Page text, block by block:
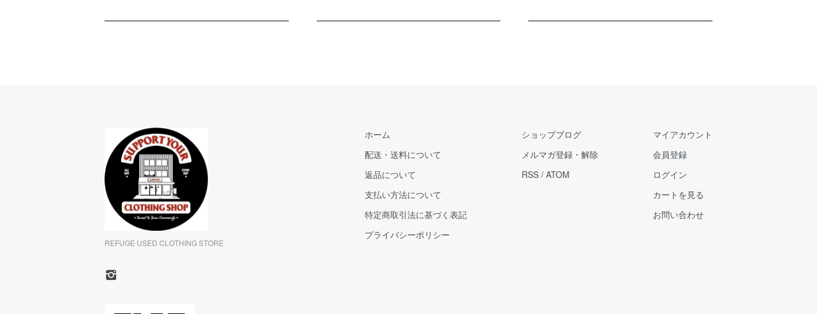
REFUGE USED CLOTHING STORE
ホーム
配送・送料について
返品について
支払い方法について
特定商取引法に基づく表記
プライバシーポリシー
ショップブログ
メルマガ登録・解除
RSS / ATOM
マイアカウント
会員登録
ログイン
カートを見る
お問い合わせ